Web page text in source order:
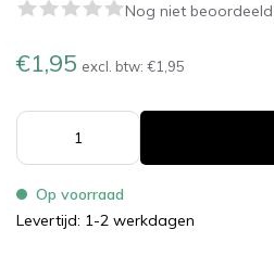
Nog niet beoordeeld
€1,95 excl. btw:€1,95
Op voorraad
Levertijd: 1-2 werkdagen